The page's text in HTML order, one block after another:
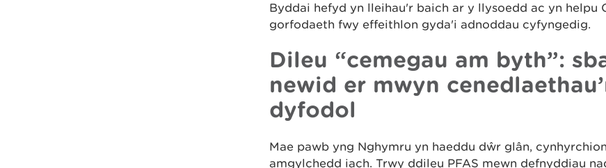
Byddai hefyd yn lleihau'r baich ar y llysoedd ac yn helpu
gorfodaeth fwy effeithlon gyda'i adnoddau cyfyngedig.
Dileu “cemegau am byth”:
newid er mwyn
dyfodol
Mae pawb yng Nghymru yn haeddu dŵr glân,
amgylchedd iach. Trwy ddileu PFAS mewn defnyddiau